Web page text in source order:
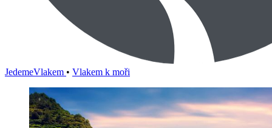
JedemeVlakem • Vlakem k moři